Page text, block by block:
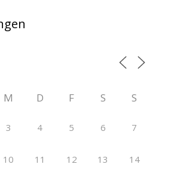
M D F S S
3 4 5 6 7
10 11 12 13 14